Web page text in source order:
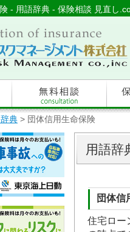
- 用語辞典 - 保険相談 見直し
典 > 団体信用生命保険
用語辞
団体信
住宅ロー